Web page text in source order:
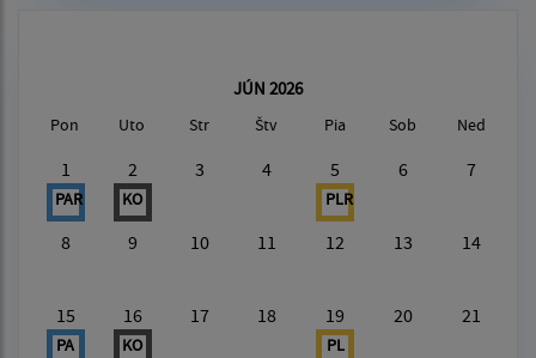
JÚN 2026
Pon Uto Str Štv Pia Sob Ned
1
PAR
2
KO
3 4 5
PLR
6 7
8 9 10 11 12 13 14
15
PA
16
KO
17 18 19
PL
20 21